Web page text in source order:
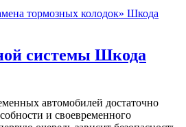
тормозных колодок» Шкода
системы Шкода
автомобилей достаточно
и своевременного